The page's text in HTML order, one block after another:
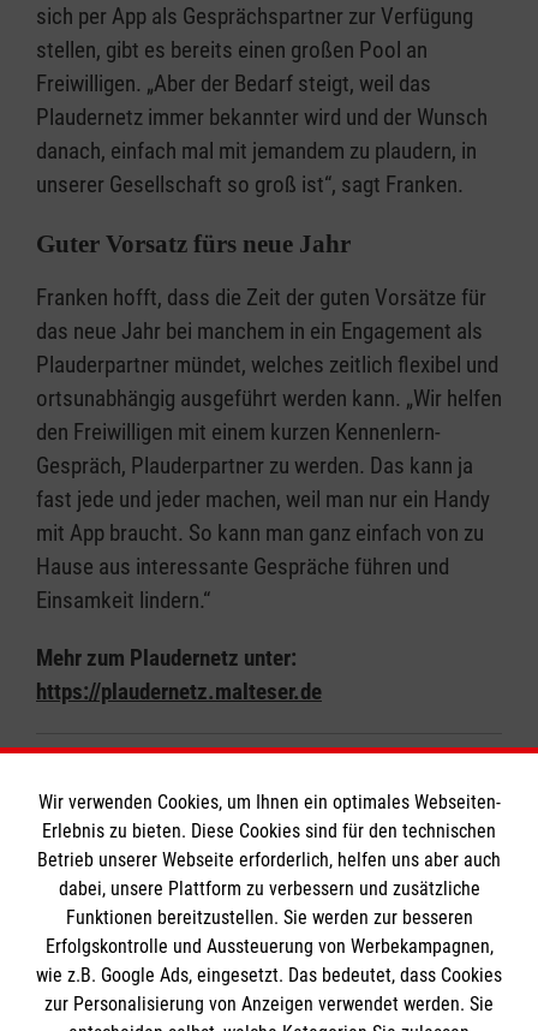
sich per App als Gesprächspartner zur Verfügung
stellen, gibt es bereits einen großen Pool an
Freiwilligen. „Aber der Bedarf steigt, weil das
Plaudernetz immer bekannter wird und der Wunsch
danach, einfach mal mit jemandem zu plaudern, in
unserer Gesellschaft so groß ist“, sagt Franken.
Guter Vorsatz fürs neue Jahr
Franken hofft, dass die Zeit der guten Vorsätze für
das neue Jahr bei manchem in ein Engagement als
Plauderpartner mündet, welches zeitlich flexibel und
ortsunabhängig ausgeführt werden kann. „Wir helfen
den Freiwilligen mit einem kurzen Kennenlern-
Gespräch, Plauderpartner zu werden. Das kann ja
fast jede und jeder machen, weil man nur ein Handy
mit App braucht. So kann man ganz einfach von zu
Hause aus interessante Gespräche führen und
Einsamkeit lindern.“
Mehr zum Plaudernetz unter:
https://plaudernetz.malteser.de
Informationen
Wir verwenden Cookies, um Ihnen ein optimales Webseiten-
Erlebnis zu bieten. Diese Cookies sind für den technischen
Betrieb unserer Webseite erforderlich, helfen uns aber auch
dabei, unsere Plattform zu verbessern und zusätzliche
Funktionen bereitzustellen. Sie werden zur besseren
Erfolgskontrolle und Aussteuerung von Werbekampagnen,
wie z.B. Google Ads, eingesetzt. Das bedeutet, dass Cookies
zur Personalisierung von Anzeigen verwendet werden. Sie